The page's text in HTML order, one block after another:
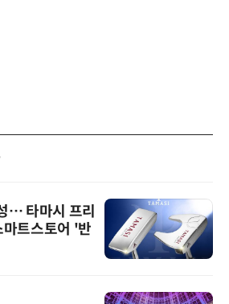
… 타마시 프리
마트스토어 '반